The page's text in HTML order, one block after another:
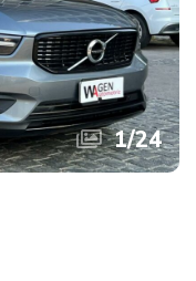
1/24